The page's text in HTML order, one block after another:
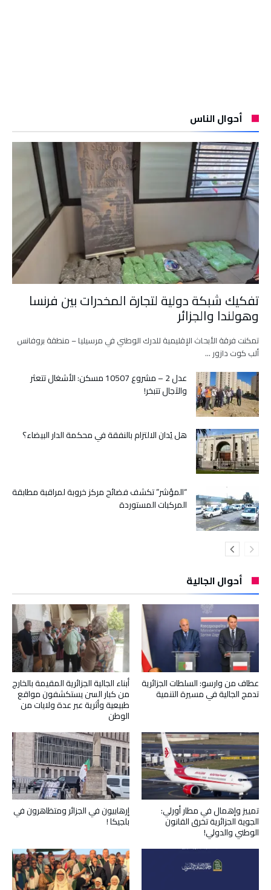
أحوال الناس
تفكيك شبكة دولية لتجارة المخدرات بين فرنسا
وهولندا والجزائر
تمكنت فرقة الأبحاث الإقليمية للدرك الوطني في مرسيليا – منطقة بروفانس
ألب كوت دازور …
عدل 2 – مشروع 10507 مسكن: الأشغال تتعثر
والآجال تتبخر!
هل يُدان الالتزام بالنفقة في محكمة الدار البيضاء؟
“المؤشر” تكشف فضائح مركز خروبة لمراقبة مطابقة
المركبات المستوردة
أحوال الجالية
أبناء الجالية الجزائرية المقيمة بالخارج
من كبار السن يستكشفون مواقع
طبيعية وأثرية عبر عدة ولايات من
الوطن
عطاف من وارسو: السلطات الجزائرية
تدمج الجالية في مسيرة التنمية
إرهابيون في الجزائر ومتظاهرون في
بلجيكا !
تمييز وإهمال في مطار أورلي:
الجوية الجزائرية تخرق القانون
الوطني والدولي!